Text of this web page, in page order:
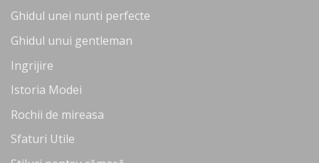
Ghidul unei nunti perfecte
Ghidul unui gentleman
Ingrijire
Istoria Modei
Rochii de mireasa
Sfaturi Utile